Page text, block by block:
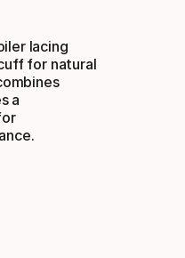
lacing
for natural
a